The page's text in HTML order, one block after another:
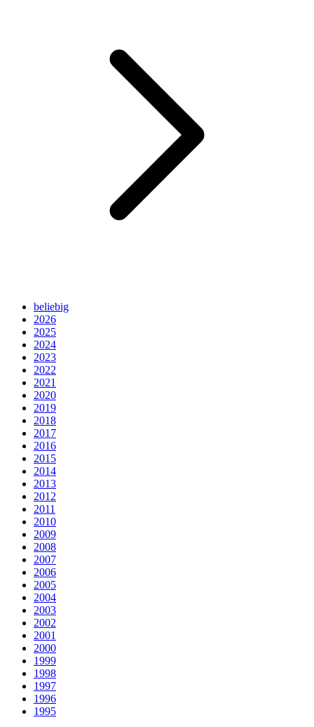
beliebig
2026
2025
2024
2023
2022
2021
2020
2019
2018
2017
2016
2015
2014
2013
2012
2011
2010
2009
2008
2007
2006
2005
2004
2003
2002
2001
2000
1999
1998
1997
1996
1995